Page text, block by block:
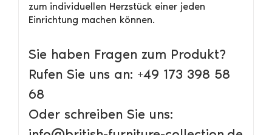
zum individuellen Herzstück einer jeden
Einrichtung machen können.
Sie haben Fragen zum Produkt?
Rufen Sie uns an: +49 173 398 58
68
Oder schreiben Sie uns: